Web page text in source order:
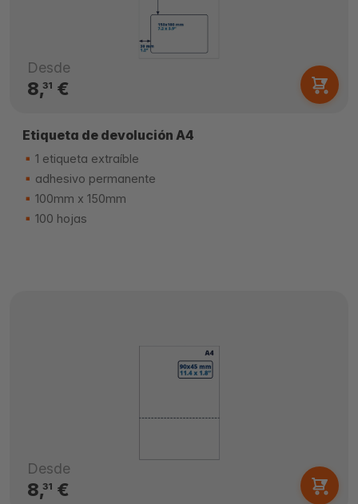
Desde
8,31 €
Etiqueta de devolución A4
1 etiqueta extraíble
adhesivo permanente
100mm x 150mm
100 hojas
Desde
8,31 €